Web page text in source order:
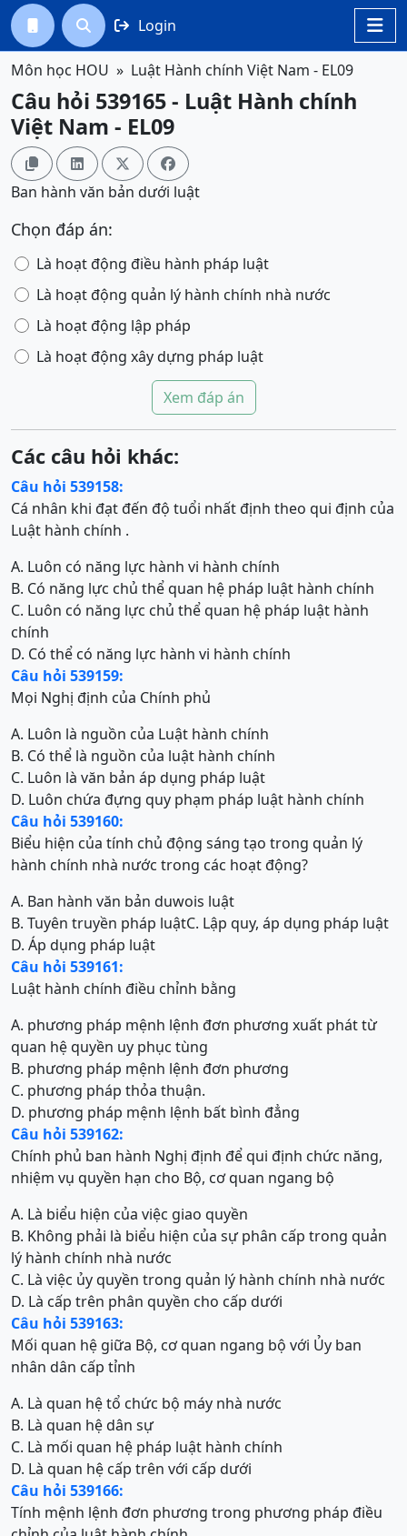

  Login
Môn học HOU Luật Hành chính Việt Nam - EL09
Câu hỏi 539165 - Luật Hành chính
Việt Nam - EL09
   
Ban hành văn bản dưới luật
Chọn đáp án:
Là hoạt động điều hành pháp luật
Là hoạt động quản lý hành chính nhà nước
Là hoạt động lập pháp
Là hoạt động xây dựng pháp luật
Xem đáp án
Các câu hỏi khác:
Câu hỏi 539158:
Cá nhân khi đạt đến độ tuổi nhất định theo qui định của
Luật hành chính .
A. Luôn có năng lực hành vi hành chính
B. Có năng lực chủ thể quan hệ pháp luật hành chính
C. Luôn có năng lực chủ thể quan hệ pháp luật hành
chính
D. Có thể có năng lực hành vi hành chính
Câu hỏi 539159:
Mọi Nghị định của Chính phủ
A. Luôn là nguồn của Luật hành chính
B. Có thể là nguồn của luật hành chính
C. Luôn là văn bản áp dụng pháp luật
D. Luôn chứa đựng quy phạm pháp luật hành chính
Câu hỏi 539160:
Biểu hiện của tính chủ động sáng tạo trong quản lý
hành chính nhà nước trong các hoạt động?
A. Ban hành văn bản duwois luật
B. Tuyên truyền pháp luậtC. Lập quy, áp dụng pháp luật
D. Áp dụng pháp luật
Câu hỏi 539161:
Luật hành chính điều chỉnh bằng
A. phương pháp mệnh lệnh đơn phương xuất phát từ
quan hệ quyền uy phục tùng
B. phương pháp mệnh lệnh đơn phương
C. phương pháp thỏa thuận.
D. phương pháp mệnh lệnh bất bình đẳng
Câu hỏi 539162:
Chính phủ ban hành Nghị định để qui định chức năng,
nhiệm vụ quyền hạn cho Bộ, cơ quan ngang bộ
A. Là biểu hiện của việc giao quyền
B. Không phải là biểu hiện của sự phân cấp trong quản
lý hành chính nhà nước
C. Là việc ủy quyền trong quản lý hành chính nhà nước
D. Là cấp trên phân quyền cho cấp dưới
Câu hỏi 539163:
Mối quan hệ giữa Bộ, cơ quan ngang bộ với Ủy ban
nhân dân cấp tỉnh
A. Là quan hệ tổ chức bộ máy nhà nước
B. Là quan hệ dân sự
C. Là mối quan hệ pháp luật hành chính
D. Là quan hệ cấp trên với cấp dưới
Câu hỏi 539166:
Tính mệnh lệnh đơn phương trong phương pháp điều